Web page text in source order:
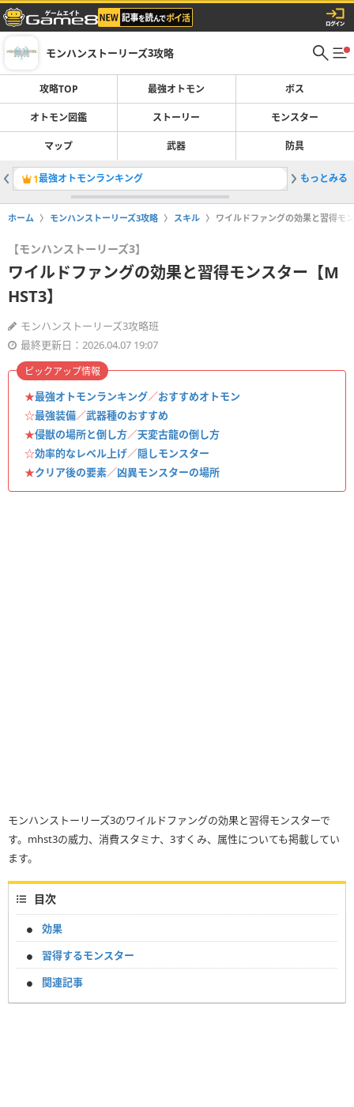
モンハンストーリーズ3攻略
攻略TOP 最強オトモン ボス
オトモン図鑑 ストーリー モンスター
マップ 武器 防具
1最強オトモンランキング 2ナルガ
もっとみる
ホーム モンハンストーリーズ3攻略 スキル ワイルドファングの効果と習得モ
【モンハンストーリーズ3】
ワイルドファングの効果と習得モンスター【M
HST3】
モンハンストーリーズ3攻略班
最終更新日：2026.04.07 19:07
★最強オトモンランキング／おすすめオトモン
☆最強装備／武器種のおすすめ
★侵獣の場所と倒し方／天変古龍の倒し方
☆効率的なレベル上げ／隠しモンスター
★クリア後の要素／凶異モンスターの場所
ピックアップ情報
モンハンストーリーズ3のワイルドファングの効果と習得モンスターで
す。mhst3の威力、消費スタミナ、3すくみ、属性についても掲載してい
ます。
目次
効果
習得するモンスター
関連記事